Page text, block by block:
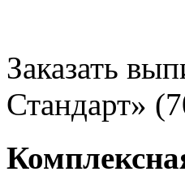
Заказать
Стандарт»